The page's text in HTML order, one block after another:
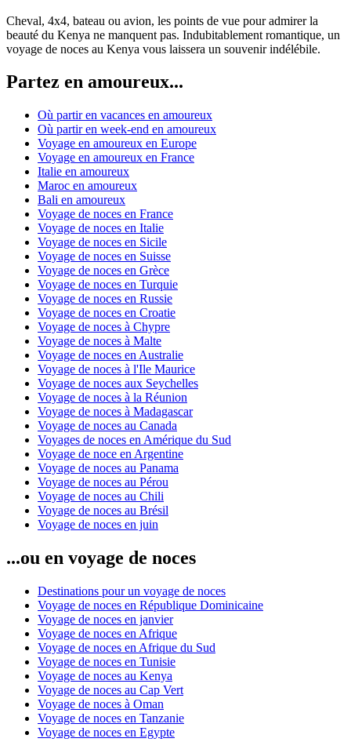
Cheval, 4x4, bateau ou avion, les points de vue pour admirer la
beauté du Kenya ne manquent pas. Indubitablement romantique, un
voyage de noces au Kenya vous laissera un souvenir indélébile.
Partez en amoureux...
Où partir en vacances en amoureux
Où partir en week-end en amoureux
Voyage en amoureux en Europe
Voyage en amoureux en France
Italie en amoureux
Maroc en amoureux
Bali en amoureux
Voyage de noces en France
Voyage de noces en Italie
Voyage de noces en Sicile
Voyage de noces en Suisse
Voyage de noces en Grèce
Voyage de noces en Turquie
Voyage de noces en Russie
Voyage de noces en Croatie
Voyage de noces à Chypre
Voyage de noces à Malte
Voyage de noces en Australie
Voyage de noces à l'Ile Maurice
Voyage de noces aux Seychelles
Voyage de noces à la Réunion
Voyage de noces à Madagascar
Voyage de noces au Canada
Voyages de noces en Amérique du Sud
Voyage de noce en Argentine
Voyage de noces au Panama
Voyage de noces au Pérou
Voyage de noces au Chili
Voyage de noces au Brésil
Voyage de noces en juin
...ou en voyage de noces
Destinations pour un voyage de noces
Voyage de noces en République Dominicaine
Voyage de noces en janvier
Voyage de noces en Afrique
Voyage de noces en Afrique du Sud
Voyage de noces en Tunisie
Voyage de noces au Kenya
Voyage de noces au Cap Vert
Voyage de noces à Oman
Voyage de noces en Tanzanie
Voyage de noces en Egypte